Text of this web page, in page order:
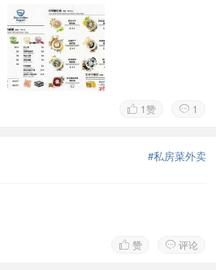
 1
 1赞
#私房菜外卖
 评论
 赞